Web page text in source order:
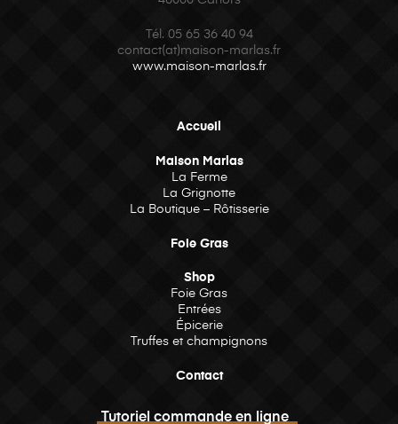
Tél. 05 65 36 40 94
contact(at)maison-marlas.fr
www.maison-marlas.fr
Accueil
Maison Marlas
La Ferme
La Grignotte
La Boutique – Rôtisserie
Foie Gras
Shop
Foie Gras
Entrées
Épicerie
Truffes et champignons
Contact
Tutoriel commande en ligne